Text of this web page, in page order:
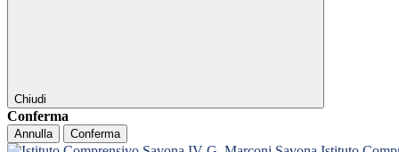
Chiudi
Conferma
Annulla Conferma